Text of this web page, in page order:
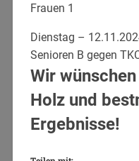
Frauen 1
Dienstag –
Senioren B gegen
Wir
Holz und
Ergebnisse!